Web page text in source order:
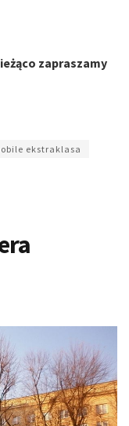
zapraszamy
ekstraklasa